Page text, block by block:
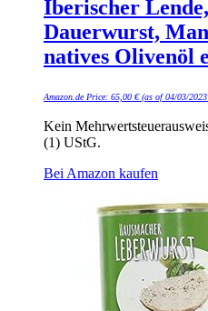
Iberischer
Dauerwurst,
natives Olivenöl
Amazon.de Price: 65,00 €(as of 04/03/2023
Kein
(1) UStG.
Bei Amazon kaufen